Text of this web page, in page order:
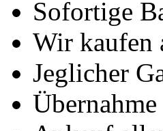
Sofortige
Wir kaufen
Jeglicher